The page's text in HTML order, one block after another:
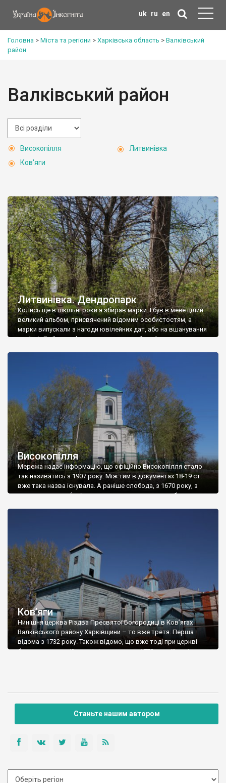
uk ru en
Головна > Міста та регіони > Харківська область > Валківський
район
Валківський район
Високопілля
Ков'яги
Литвинівка
Литвинівка. Дендропарк
Колись ще в шкільні роки я збирав марки. І був в мене цілий
великий альбом, присвячений відомим особистостям, а
марки випускали з нагоди ювілейних дат, або на вшанування
пам’яті. Добре пам’ятаю, що серед них була й марка з
розповсюджено в радянські часи, людина, що мала в
родичах “буржуїв”, але […]
Високопілля
Мережа надає інформацію, що офіційно Високопілля стало
так називатись з 1907 року. Між тим в документах 18-19 ст.
вже така назва існувала. А раніше слобода, з 1670 року, з
часу заснування (за іншими даними перша церква була вже
Ков’яги
Нинішня церква Різдва Пресвятої Богородиці в Ков’ягах
Валківського району Харківщини – то вже третя. Перша
відома з 1732 року. Також відомо, що вже тоді при церкві
була школа, в якій грамоті вчив дячок. 1773 року її замінили
Станьте нашим автором